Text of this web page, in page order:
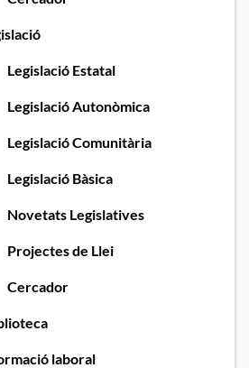
Legislació Estatal
Legislació Autonòmica
Legislació Comunitària
Legislació Bàsica
Novetats Legislatives
Projectes de Llei
Cercador
laboral